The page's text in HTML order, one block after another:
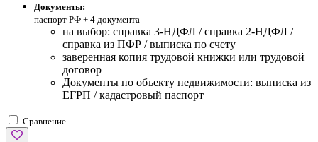
Документы:
паспорт РФ + 4 документа
на выбор: справка 3-НДФЛ / справка 2-НДФЛ /
справка из ПФР / выписка по счету
заверенная копия трудовой книжки или трудовой
договор
Документы по объекту недвижимости: выписка из
ЕГРП / кадастровый паспорт
Сравнение